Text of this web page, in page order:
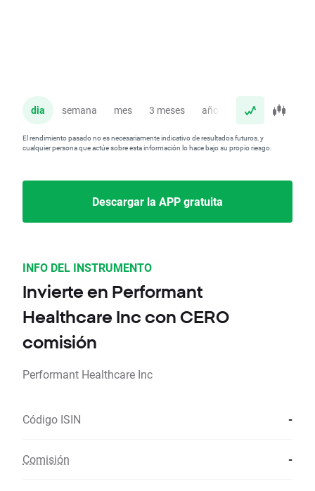
dia semana mes 3 meses año
El rendimiento pasado no es necesariamente indicativo de resultados futuros, y
cualquier persona que actúe sobre esta información lo hace bajo su propio riesgo.
Descargar la APP gratuita
INFO DEL INSTRUMENTO
Invierte en Performant
Healthcare Inc con CERO
comisión
Performant Healthcare Inc
Código ISIN -
Comisión -